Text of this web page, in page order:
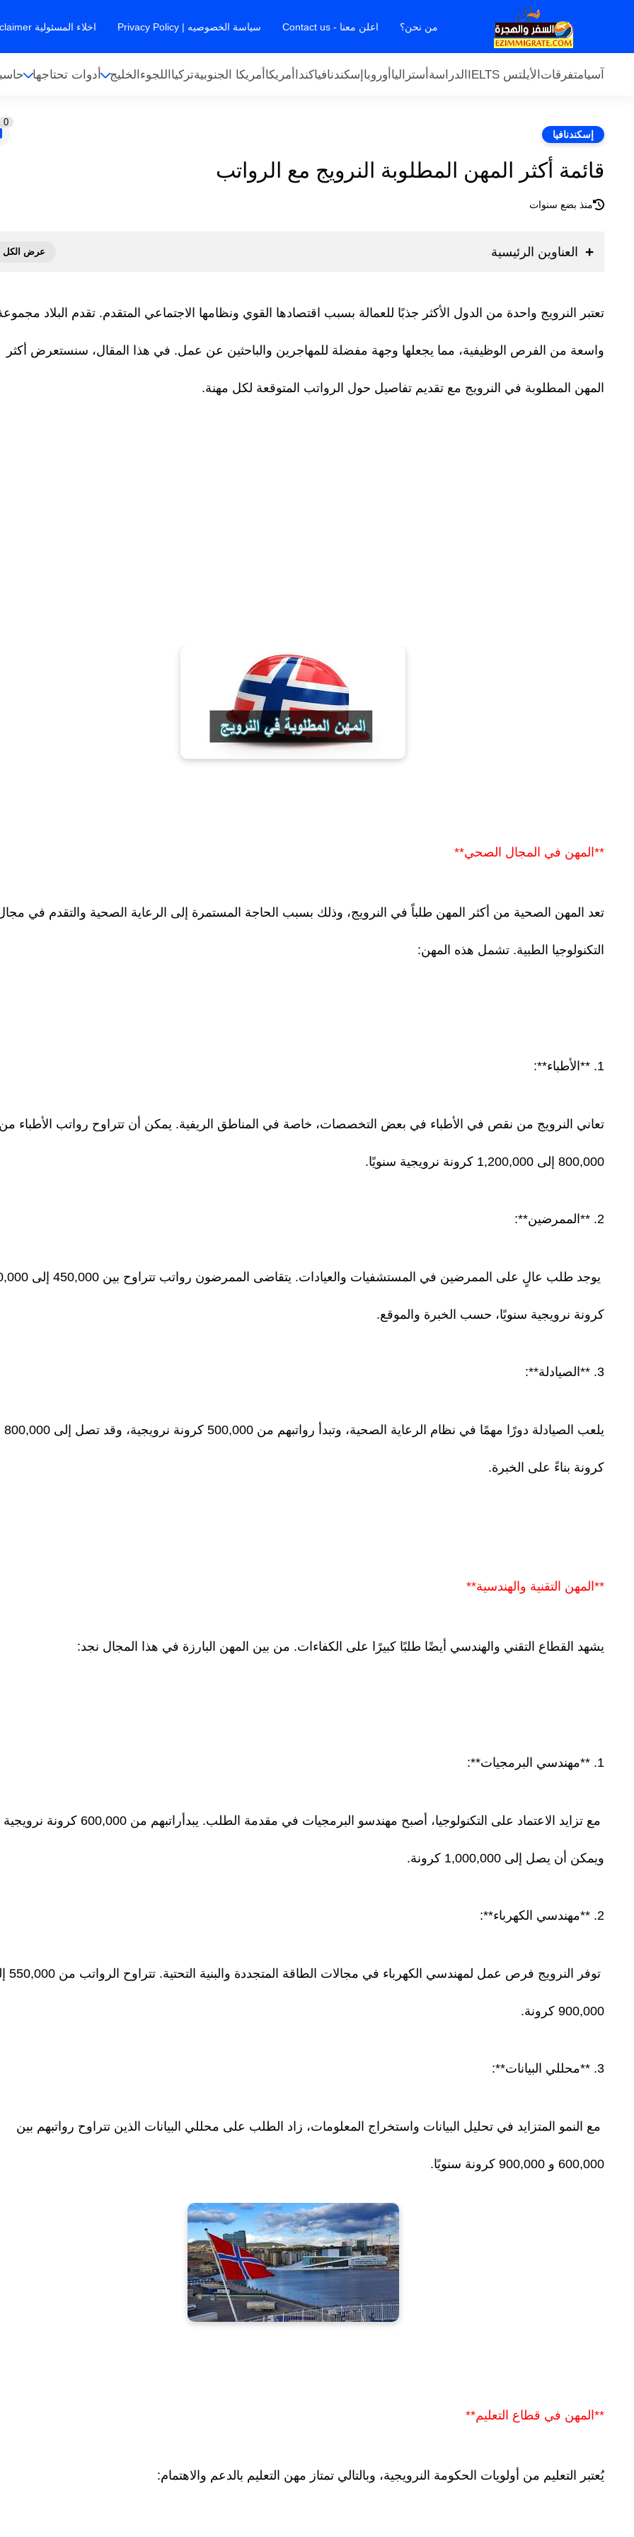
من نحن؟ اعلن معنا - Contact us سياسة الخصوصيه | Privacy Policy اخلاء المسئولية Disclaimer
آسيامتفرقات الأيلتس IELTS الدراسة أستراليا أوروبا إسكندنافياكندا أمريكا أمريكا الجنوبيةتركيا اللجوء الخليج أدوات تحتاجها
إسكندنافيا
0
قائمة أكثر المهن المطلوبة النرويج مع الرواتب
منذ بضع سنوات
العناوين الرئيسية
تعتبر النرويج واحدة من الدول الأكثر جذبًا للعمالة بسبب اقتصادها القوي ونظامها الاجتماعي المتقدم. تقدم البلاد
واسعة من الفرص الوظيفية، مما يجعلها وجهة مفضلة للمهاجرين والباحثين عن عمل. في هذا المقال، سنستعرض أكثر
المهن المطلوبة في النرويج مع تقديم تفاصيل حول الرواتب المتوقعة لكل مهنة.
**المهن في المجال الصحي**
تعد المهن الصحية من أكثر المهن طلباً في النرويج، وذلك بسبب الحاجة المستمرة إلى الرعاية الصحية والتقدم في
التكنولوجيا الطبية. تشمل هذه المهن:
1. **الأطباء**:
تعاني النرويج من نقص في الأطباء في بعض التخصصات، خاصة في المناطق الريفية. يمكن أن تتراوح رواتب الأطباء من
800,000 إلى 1,200,000 كرونة نرويجية سنويًا.
2. **الممرضين**:
يوجد طلب عالٍ على الممرضين في المستشفيات والعيادات. يتقاضى
كرونة نرويجية سنويًا، حسب الخبرة والموقع.
3. **الصيادلة**:
يلعب الصيادلة دورًا مهمًا في نظام الرعاية الصحية، وتبدأ رواتبهم من 500,000 كرونة نرويجية، وقد تصل إلى 800,000
كرونة بناءً على الخبرة.
**المهن التقنية والهندسية**
يشهد القطاع التقني والهندسي أيضًا طلبًا كبيرًا على الكفاءات. من بين المهن البارزة في هذا المجال نجد:
1. **مهندسي البرمجيات**:
مع تزايد الاعتماد على التكنولوجيا، أصبح مهندسو البرمجيات في مقدمة الطلب. يبدأراتبهم من 600,000 كرونة نرويجية
ويمكن أن يصل إلى 1,000,000 كرونة.
2. **مهندسي الكهرباء**:
توفر
900,000 كرونة.
3. **محللي البيانات**:
مع النمو المتزايد في تحليل البيانات واستخراج المعلومات، زاد الطلب على محللي البيانات الذين تتراوح رواتبهم بين
600,000 و 900,000 كرونة سنويًا.
**المهن في قطاع التعليم**
يُعتبر التعليم من أولويات الحكومة النرويجية، وبالتالي تمتاز مهن التعليم بالدعم والاهتمام: